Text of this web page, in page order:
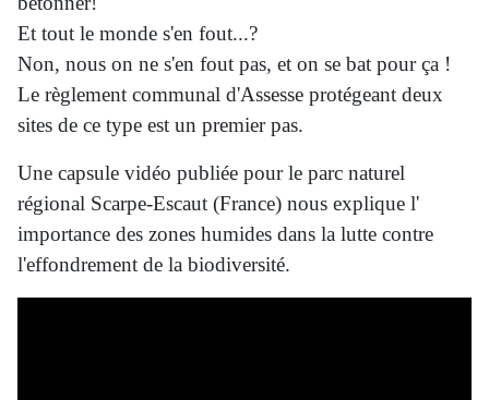
Et tout le monde s'en fout...?
Non, nous on ne s'en fout pas, et on se bat pour ça !
Le règlement communal d'Assesse protégeant deux
sites de ce type est un premier pas.
Une capsule vidéo publiée pour le parc naturel
régional Scarpe-Escaut (France) nous explique l'
importance des zones humides dans la lutte contre
l'effondrement de la biodiversité.